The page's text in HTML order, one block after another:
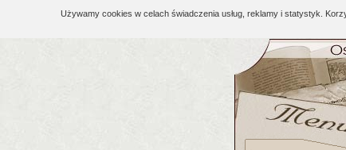
Używamy cookies w celach świadczenia usług, reklamy i statystyk.